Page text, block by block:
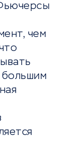
чем
большим